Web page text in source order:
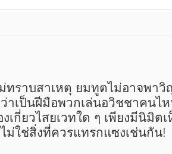
ทราบสาเหตุ ยมทูตไม่อาจพ
เป็นฝีมือพวกเล่นอวิชชาคนไ
กี่ยวไสยเวทใด ๆ เพียงมีนิมิ
ม่ใช่สิ่งที่ควรแทรกแซงเช่นกัน!